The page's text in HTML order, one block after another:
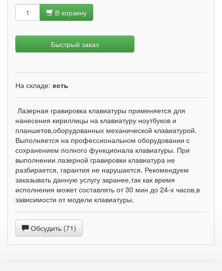
В корзину
Быстрый заказ
На складе: есть
Лазерная гравировка клавиатуры применяется для
нанесения кириллицы на клавиатуру ноутбуков и
планшетов,оборудованных механической клавиатурой.
Выполняется на профессиональном оборудовании с
сохранением полного функционала клавиатуры. При
выполнении лазерной гравировки клавиатура не
разбирается, гарантия не нарушается. Рекомендуем
заказывать данную услугу заранее,так как время
исполнения может составлять от 30 мин до 24-х часов,в
зависимости от модели клавиатуры.
Обсудить (71)